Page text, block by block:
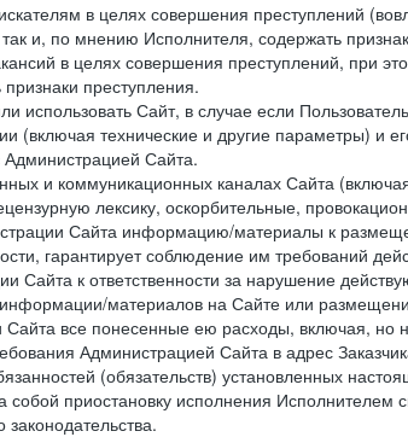
в целях совершения преступлений
и, по мнению Исполнителя, содержать
в целях совершения преступлений, при
преступления.
использовать Сайт, в случае если
(включая технические и другие параметры) и
Администрацией Сайта.
и коммуникационных каналах Сайта
лексику, оскорбительные,
Сайта информацию/материалы к
гарантирует соблюдение им требований
Сайта к ответственности за нарушение
материалов на Сайте или
Сайта все понесенные ею расходы, включая,
Администрацией Сайта в адрес
(обязательств) установленных
приостановку исполнения Исполнителем